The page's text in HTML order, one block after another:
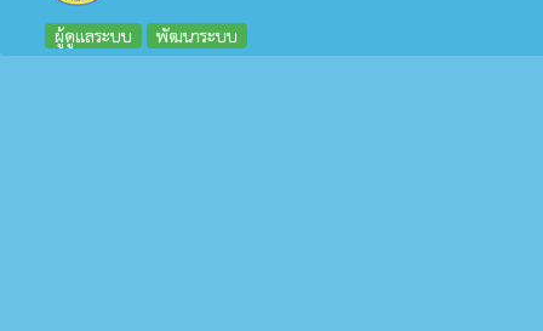
ผู้ดูแลระบบ พัฒนาระบบ